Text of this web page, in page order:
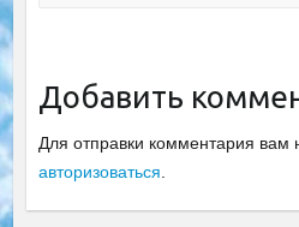
Добавить
Для отправки комментария вам
авторизоваться